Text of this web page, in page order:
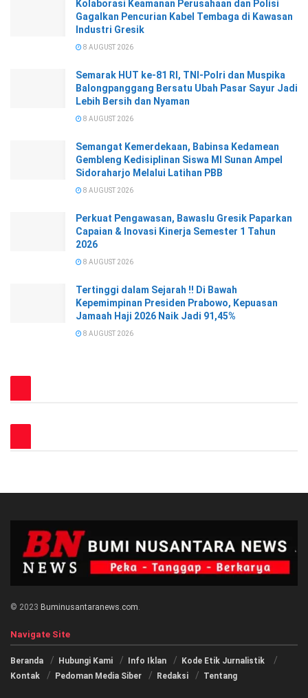
Kolaborasi Keamanan Perusahaan dan Polisi
Gagalkan Pencurian Kabel Tembaga di Kawasan
Industri Gresik
8 AUGUST 2026
Semarak HUT ke-81 RI, TNI-Polri dan Muspika
Balongpanggang Bersatu Ubah Pasar Sayur Jadi
Lebih Bersih dan Nyaman
8 AUGUST 2026
Semangat Kemerdekaan, Babinsa Kedamean
Gembleng Kedisiplinan Siswa MI Sunan Ampel
Sidoraharjo Melalui Latihan PBB
8 AUGUST 2026
Perkuat Pengawasan, Bawaslu Gresik Paparkan
Capaian & Inovasi Kinerja Semester 1 Tahun
2026
8 AUGUST 2026
Tertinggi dalam Sejarah !! Di Bawah
Kepemimpinan Presiden Prabowo, Kepuasan
Jamaah Haji 2026 Naik Jadi 91,45%
8 AUGUST 2026
© 2023 Buminusantaranews.com.
Navigate Site
Beranda Hubungi Kami Info Iklan
Kode Etik Jurnalistik
Kontak
Pedoman Media Siber Redaksi Tentang